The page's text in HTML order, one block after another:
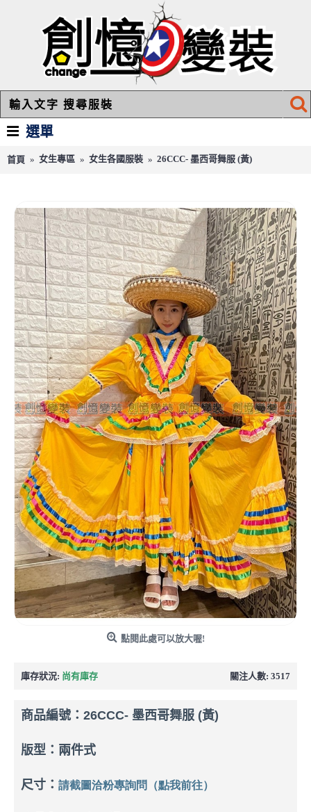
選單
首頁 女生專區 女生各國服裝 26CCC- 墨西哥舞服 (黃)
點閱此處可以放大喔!
關注人數: 3517
庫存狀況: 尚有庫存
商品編號： 26CCC- 墨西哥舞服 (黃)
版型：兩件式
尺寸： 請截圖洽粉專詢問（點我前往）